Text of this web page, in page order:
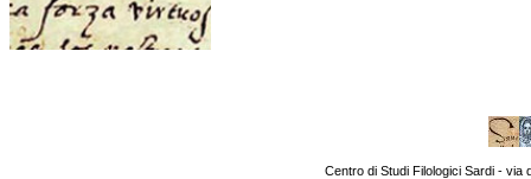
Centro di Studi Filologici Sardi - via